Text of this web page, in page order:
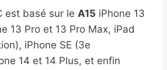
est basé sur le A15 iPhone 13
13 Pro et 13 Pro Max, iPad
iPhone SE (3e
14 et 14 Plus, et enfin